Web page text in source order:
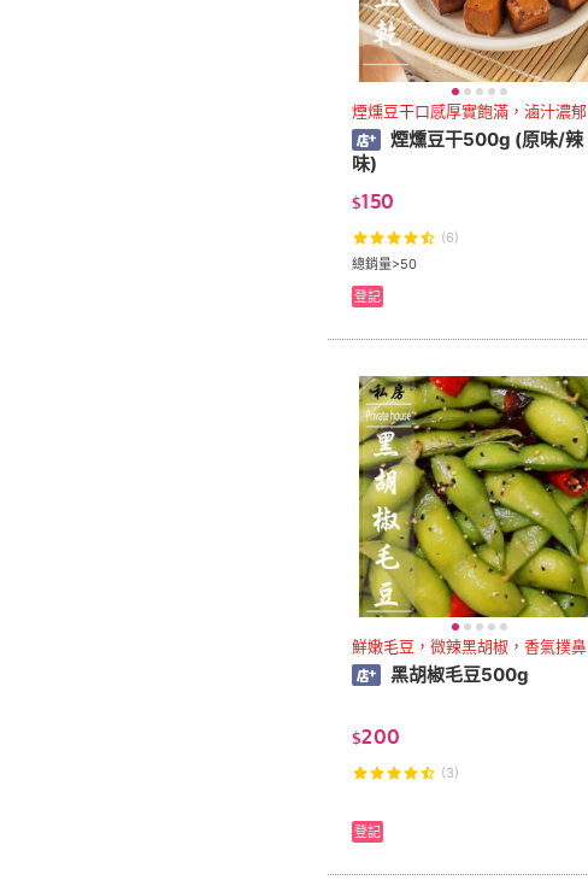
煙燻豆干口感厚實飽滿，滷汁濃郁
煙燻豆干500g (原味/辣
味)
$150
(6)
總銷量>50
登記
鮮嫩毛豆，微辣黑胡椒，香氣撲鼻
黑胡椒毛豆500g
$200
(3)
登記